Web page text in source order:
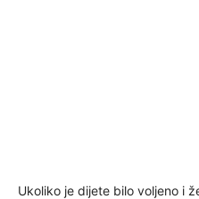
Ukoliko je dijete bilo voljeno i